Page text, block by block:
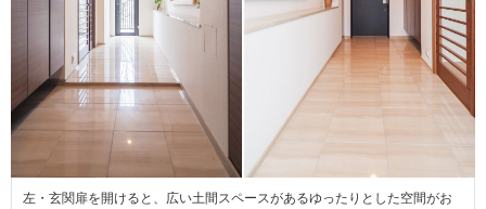
左・玄関扉を開けると、広い土間スペースがあるゆったりとした空間がお